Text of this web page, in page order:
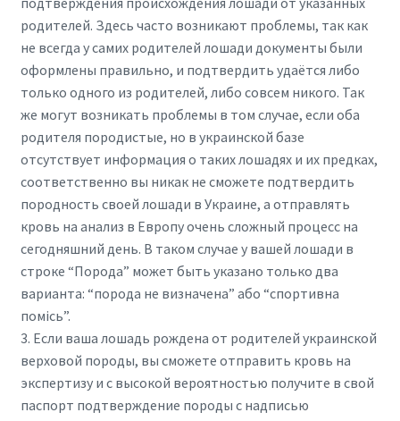
родителей. Здесь часто возникают проблемы, так как
не всегда у самих родителей лошади документы были
оформлены правильно, и подтвердить удаётся либо
только одного из родителей, либо совсем никого. Так
же могут возникать проблемы в том случае, если оба
родителя породистые, но в украинской базе
отсутствует информация о таких лошадях и их предках,
соответственно вы никак не сможете подтвердить
породность своей лошади в Украине, а отправлять
кровь на анализ в Европу очень сложный процесс на
сегодняшний день. В таком случае у вашей лошади в
строке “Порода” может быть указано только два
варианта: “порода не визначена” або “спортивна
помісь”.
3. Если ваша лошадь рождена от родителей украинской
верховой породы, вы сможете отправить кровь на
экспертизу и с высокой вероятностью получите в свой
паспорт подтверждение породы с надписью